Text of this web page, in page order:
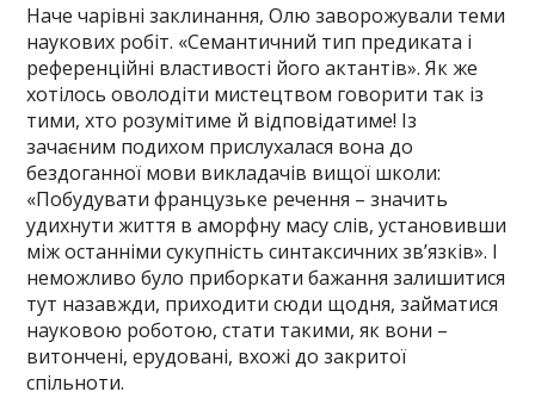
Наче чарівні заклинання, Олю заворожували теми
наукових робіт. «Семантичний тип предиката і
референційні властивості його актантів». Як же
хотілось оволодіти мистецтвом говорити так із
тими, хто розумітиме й відповідатиме! Із
зачаєним подихом прислухалася вона до
бездоганної мови викладачів вищої школи:
«Побудувати французьке речення – значить
удихнути життя в аморфну масу слів, установивши
між останніми сукупність синтаксичних зв’язків». І
неможливо було приборкати бажання залишитися
тут назавжди, приходити сюди щодня, займатися
науковою роботою, стати такими, як вони –
витончені, ерудовані, вхожі до закритої
спільноти.